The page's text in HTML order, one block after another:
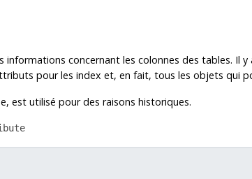
informations concernant les colonnes des tables. Il
pour les index et, en fait, tous les objets qui
est utilisé pour des raisons historiques.